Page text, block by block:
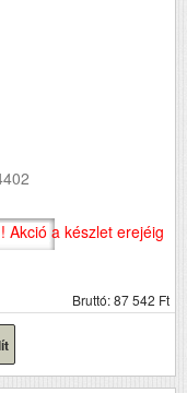
Akció a készlet erejéig
Bruttó: 87 542 Ft